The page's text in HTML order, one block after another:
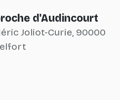
d'Audincourt
Joliot-Curie, 90000